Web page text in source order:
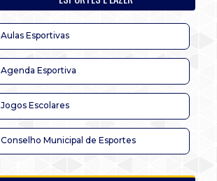
Aulas Esportivas
Agenda Esportiva
Jogos Escolares
Conselho Municipal de Esportes